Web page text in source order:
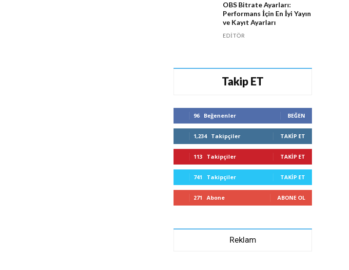
OBS Bitrate Ayarları:
Performans İçin En İyi Yayın
ve Kayıt Ayarları
EDITÖR
Takip ET
96 Beğenenler BEĞEN
1,234 Takipçiler TAKIP ET
113 Takipçiler TAKIP ET
741 Takipçiler TAKIP ET
271 Abone ABONE OL
Reklam